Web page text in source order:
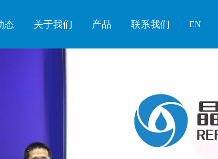
态 关于我们 产品 联系我们 EN